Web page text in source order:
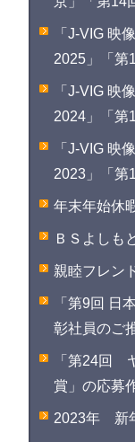
「J-VIG 映
2025」「第
「J-VIG 映
2024」「第
「J-VIG 映
2023」「第
年末年始休
ＢＳよし
親睦フレン
「第9回 日
彰社員のご
「第24回
賞」の応募
2023年 新